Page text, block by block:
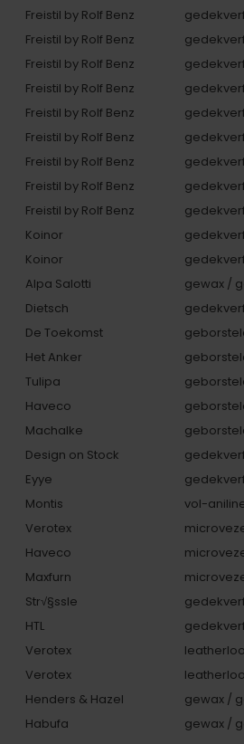
Freistil by Rolf Benz
Freistil by Rolf Benz
Freistil by Rolf Benz
Freistil by Rolf Benz
Freistil by Rolf Benz
Freistil by Rolf Benz
Freistil by Rolf Benz
Freistil by Rolf Benz
Freistil by Rolf Benz
Koinor
Koinor
Alpa Salotti
gewax /
Dietsch
De Toekomst
Het Anker
Tulipa
Haveco
Machalke
Design on Stock
Eyye
Montis
vol-
Verotex
Haveco
Maxfurn
Str√§ssle
HTL
Verotex
Verotex
Henders & Hazel
gewax /
Habufa
gewax /